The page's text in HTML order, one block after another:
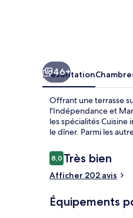
46+
Présentation
Offrant une terrasse
l'Indépendance et
les spécialités
le dîner. Parmi les
Avis
voyageurs
8,08,0 sur 10
Très bien
Afficher 202 avis
Équipements